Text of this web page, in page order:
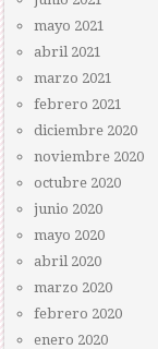
mayo 2021
abril 2021
marzo 2021
febrero 2021
diciembre 2020
noviembre 2020
octubre 2020
junio 2020
mayo 2020
abril 2020
marzo 2020
febrero 2020
enero 2020